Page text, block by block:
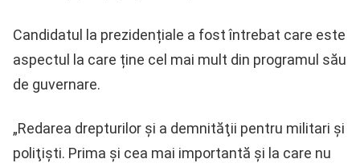
Candidatul la prezidențiale a fost întrebat care este
aspectul la care ține cel mai mult din programul său
de guvernare.
„Redarea drepturilor şi a demnităţii pentru militari şi
poliţişti. Prima şi cea mai importantă şi la care nu